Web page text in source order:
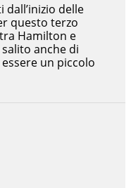
delle
questo terzo
Hamilton e
anche di
un piccolo